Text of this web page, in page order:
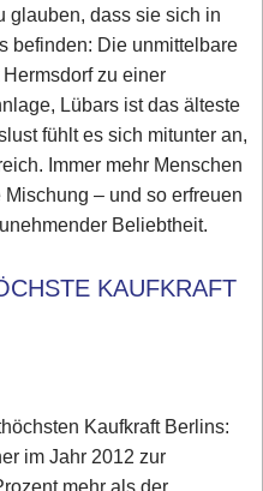
glauben, dass sie sich in
befinden: Die unmittelbare
zu einer
Lübars ist das älteste
fühlt es sich mitunter an,
Immer mehr Menschen
– und so erfreuen
Beliebtheit.
KAUFKRAFT
Kaufkraft Berlins:
im Jahr 2012 zur